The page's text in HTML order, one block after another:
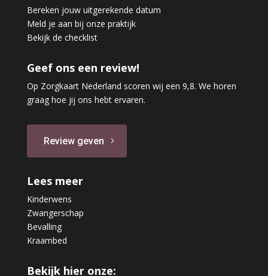
Bereken jouw uitgerekende datum
Meld je aan bij onze praktijk
Bekijk de checklist
Geef ons een review!
Op Zorgkaart Nederland scoren wij een 9,8. We horen
graag hoe jij ons hebt ervaren.
Review geven
Lees meer
Kinderwens
Zwangerschap
Bevalling
Kraambed
Bekijk hier onze: